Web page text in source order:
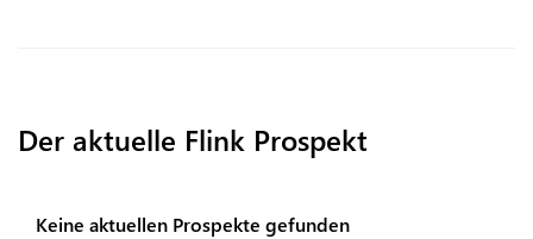
Der aktuelle Flink Prospekt
Keine aktuellen Prospekte gefunden